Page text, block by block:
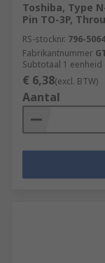
Toshiba, Type
Pin TO-3P,
RS-stocknr. 796-
Fabrikantnummer
Subtotaal 1
€ 6,38(excl. BTW)
Aantal